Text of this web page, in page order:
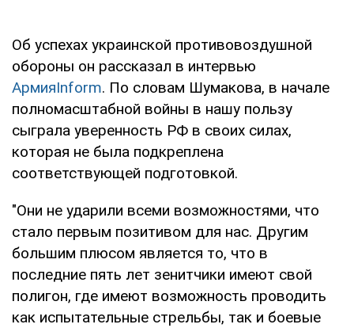
Об успехах украинской противовоздушной
обороны он рассказал в интервью
АрмияInform. По словам Шумакова, в начале
полномасштабной войны в нашу пользу
сыграла уверенность РФ в своих силах,
которая не была подкреплена
соответствующей подготовкой.
"Они не ударили всеми возможностями, что
стало первым позитивом для нас. Другим
большим плюсом является то, что в
последние пять лет зенитчики имеют свой
полигон, где имеют возможность проводить
как испытательные стрельбы, так и боевые